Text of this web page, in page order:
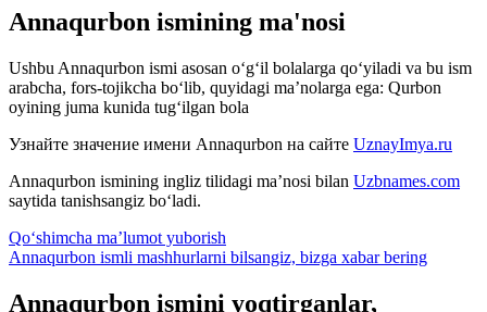
Annaqurbon ismining ma'nosi
Ushbu Annaqurbon ismi asosan o‘g‘il bolalarga qo‘yiladi va bu ism
arabcha, fors-tojikcha bo‘lib, quyidagi ma’nolarga ega: Qurbon
oyining juma kunida tug‘ilgan bola
Узнайте значение имени Annaqurbon на сайте UznayImya.ru
Annaqurbon ismining ingliz tilidagi ma’nosi bilan Uzbnames.com
saytida tanishsangiz bo‘ladi.
Qo‘shimcha ma’lumot yuborish
Annaqurbon ismli mashhurlarni bilsangiz, bizga xabar bering
Annaqurbon ismini yoqtirganlar,